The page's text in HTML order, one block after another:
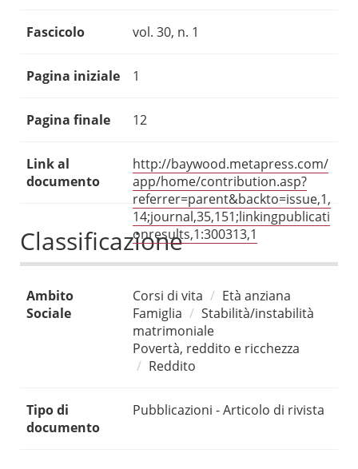
Fascicolo vol. 30, n. 1
Pagina iniziale 1
Pagina finale 12
Link al
documento
http://baywood.metapress.com/
app/home/contribution.asp?
referrer=parent&backto=issue,1,
14;journal,35,151;linkingpublicati
onresults,1:300313,1
Classificazione
Ambito
Sociale
Corsi di vita
Età anziana
Famiglia
Stabilità/instabilità
matrimoniale
Povertà, reddito e ricchezza
Reddito
Tipo di
documento
Pubblicazioni - Articolo di rivista